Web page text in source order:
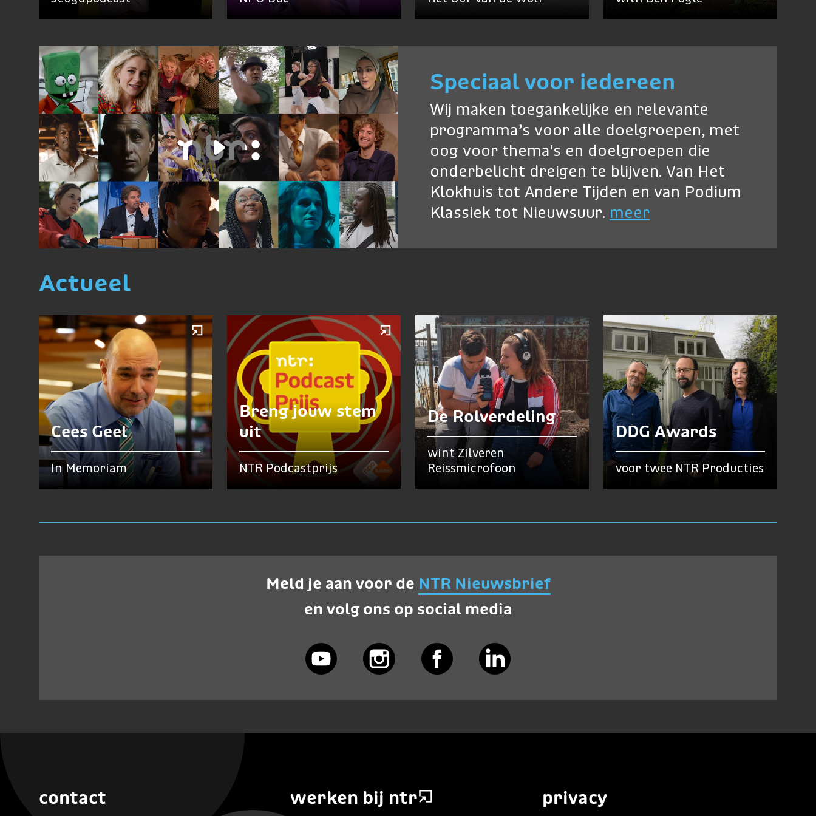
Speciaal voor iedereen
Wij maken toegankelijke en relevante
programma’s voor alle doelgroepen, met
oog voor thema's en doelgroepen die
onderbelicht dreigen te blijven. Van Het
Klokhuis tot Andere Tijden en van Podium
Klassiek tot Nieuwsuur. meer
Actueel
Cees Geel
In Memoriam
Breng jouw stem
uit
NTR Podcastprijs
De Rolverdeling
wint Zilveren
Reissmicrofoon
DDG Awards
voor twee NTR Producties
Meld je aan voor de NTR Nieuwsbrief
en volg ons op social media
contact
werken bij ntr
privacy